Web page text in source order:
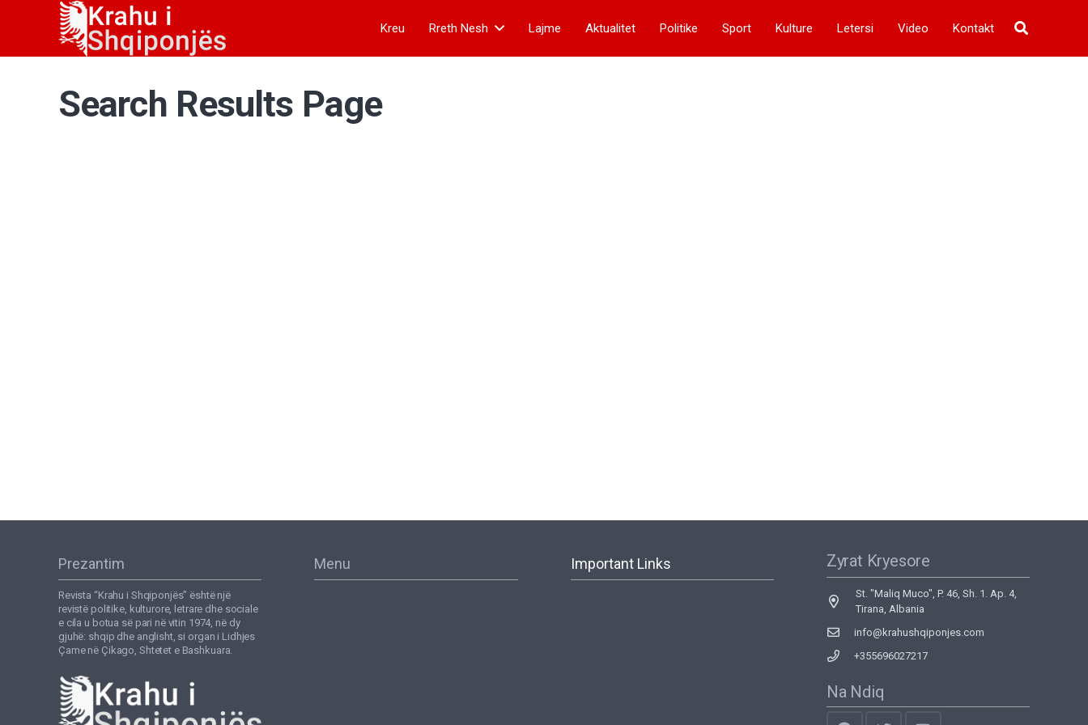
Kreu Rreth Nesh Lajme Aktualitet Politike Sport Kulture Letersi Video Kontakt
Search Results Page
Prezantim
Revista “Krahu i Shqiponjës” është një
revistë politike, kulturore, letrare dhe sociale
e cila u botua së pari në vitin 1974, në dy
gjuhë: shqip dhe anglisht, si organ i Lidhjes
Çame në Çikago, Shtetet e Bashkuara.
Menu Important Links Zyrat Kryesore
St. "Maliq Muco", P. 46, Sh. 1. Ap. 4,
Tirana, Albania
info@krahushqiponjes.com
+355696027217
Na Ndiq